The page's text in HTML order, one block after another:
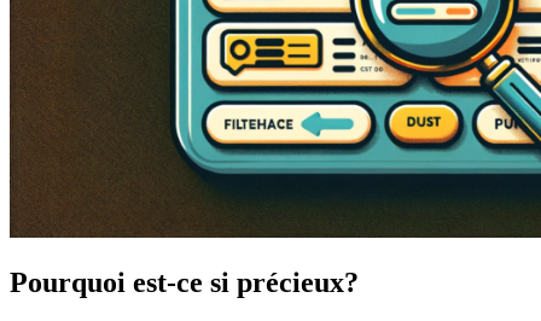
Pourquoi est-ce si précieux?